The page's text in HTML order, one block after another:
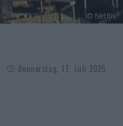
© Netflix
Donnerstag, 17. Juli 2025